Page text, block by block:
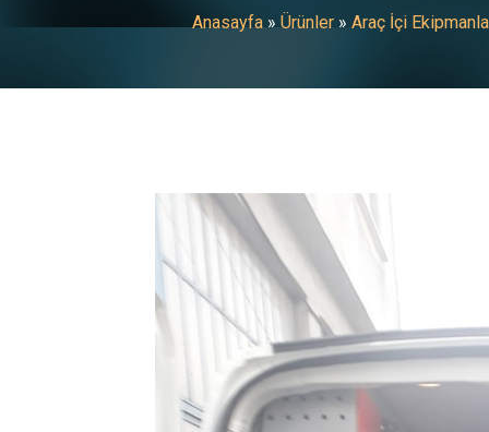
Anasayfa » Ürünler » Araç İçi